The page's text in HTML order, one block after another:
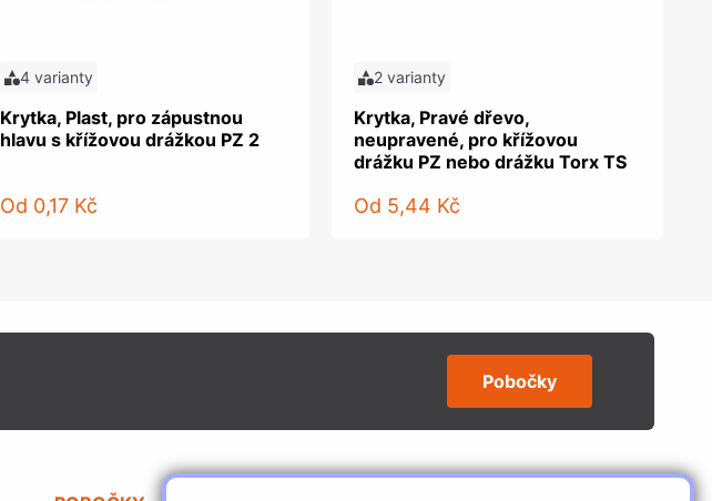
4 varianty
Krytka, Plast, pro zápustnou
hlavu s křížovou drážkou PZ 2
Od 0,17 Kč
2 varianty
Krytka, Pravé dřevo,
neupravené, pro křížovou
drážku PZ nebo drážku Torx TS
Od 5,44 Kč
Pobočky